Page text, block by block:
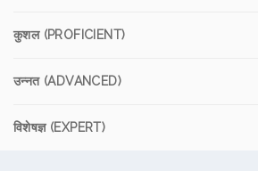
कुशल (PROFICIENT)
उन्नत (ADVANCED)
विशेषज्ञ (EXPERT)